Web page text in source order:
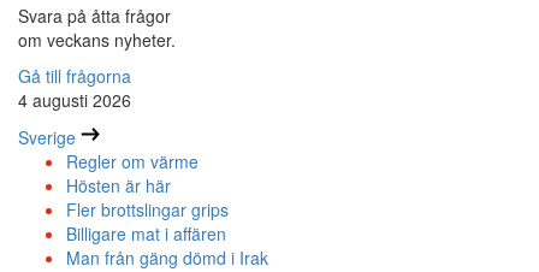
Svara på åtta frågor
om veckans nyheter.
Gå till frågorna
4 augusti 2026
Sverige
Regler om värme
Hösten är här
Fler brottslingar grips
Billigare mat i affären
Man från gäng dömd i Irak